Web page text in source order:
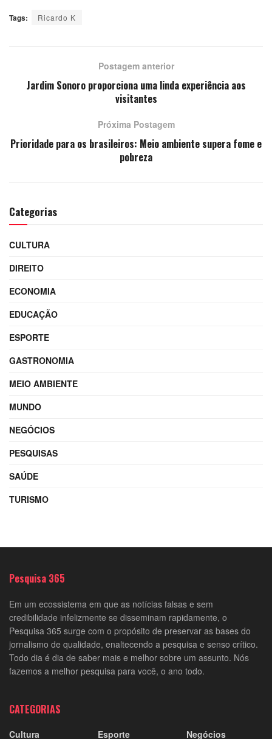
Tags: Ricardo K
Postagem anterior
Jardim Sonoro proporciona uma linda experiência aos
visitantes
Próxima Postagem
Prioridade para os brasileiros: Meio ambiente supera fome e
pobreza
Categorias
CULTURA
DIREITO
ECONOMIA
EDUCAÇÃO
ESPORTE
GASTRONOMIA
MEIO AMBIENTE
MUNDO
NEGÓCIOS
PESQUISAS
SAÚDE
TURISMO
Pesquisa 365
Em um ecossistema em que as notícias falsas e sem
credibilidade infelizmente se disseminam rapidamente, o
Pesquisa 365 surge com o propósito de preservar as bases do
jornalismo de qualidade, enaltecendo a pesquisa e senso crítico.
Todo dia é dia de saber mais e melhor sobre um assunto. Nós
fazemos a melhor pesquisa para você, o ano todo.
CATEGORIAS
Cultura Esporte Negócios